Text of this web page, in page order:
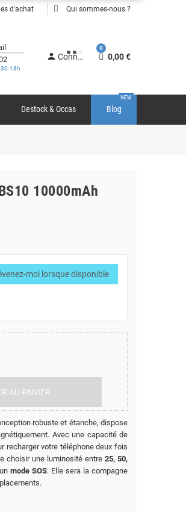
d'achat Qui sommes-nous ?
18h
person Connexion
0
0,00 €
Destock & Occas Blog
NEW
10000mAh
moi lorsque disponible
AU PANIER
robuste et étanche, dispose
Avec une capacité de
recharger votre téléphone deux fois
choisir une luminosité entre 25, 50,
mode SOS. Elle sera la compagne